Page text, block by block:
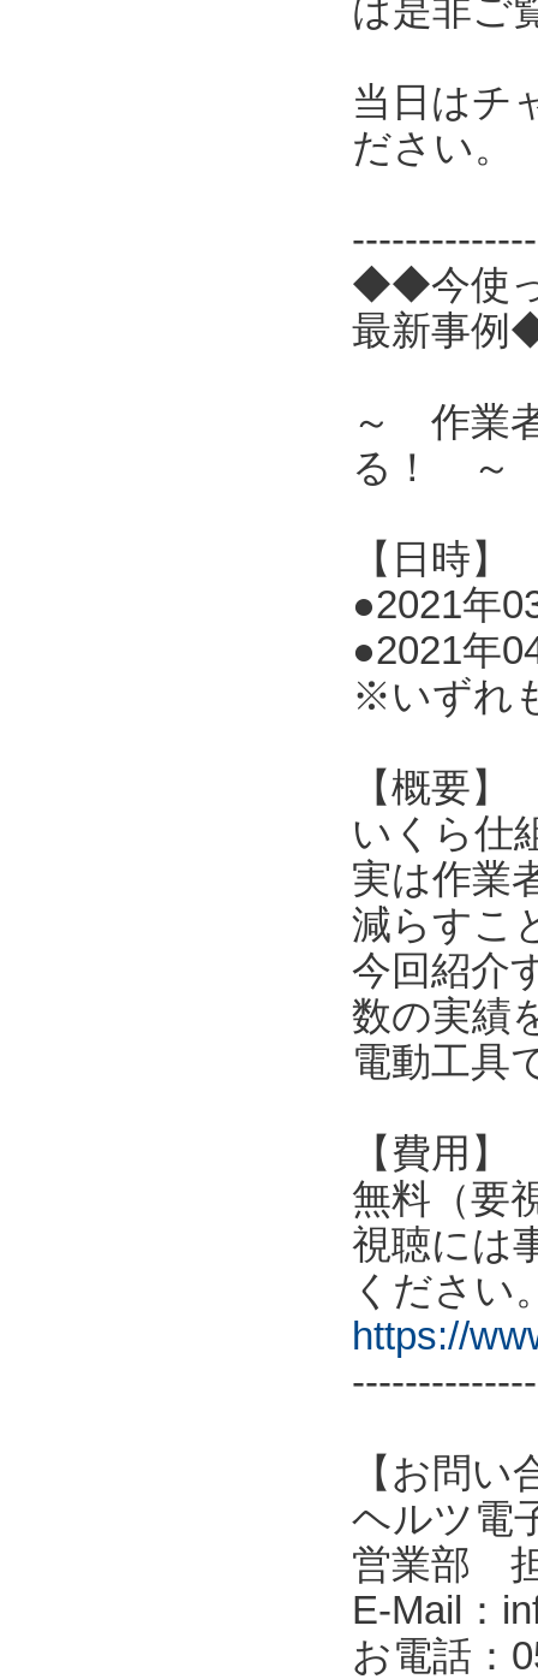
は是非ご
当日はチ
ださい。
◆◆今使っ
最新事
～ 作業
る！ ～
【日時】
●2021年
●2021年
※いずれ
【概要】
いくら仕
実は作業
減らすこ
今回紹介
数の実績
電動工具
【費用】
無料（要
視聴には
ください
https://
【お問い
ヘルツ電
営業部
E-Mail：
お電話：